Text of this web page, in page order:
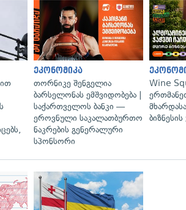
ეკონომიკა
თორნიკე შენგელია
ბარსელონას ემშვიდობება |
საქართველოს ბანკი —
ეროვნული საკალათბურთო
ნაკრების გენერალური
სპონსორი
Wine